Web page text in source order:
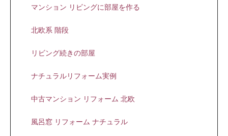
マンション リビングに部屋を作る
北欧系 階段
リビング続きの部屋
ナチュラルリフォーム実例
中古マンション リフォーム 北欧
風呂窓 リフォーム ナチュラル